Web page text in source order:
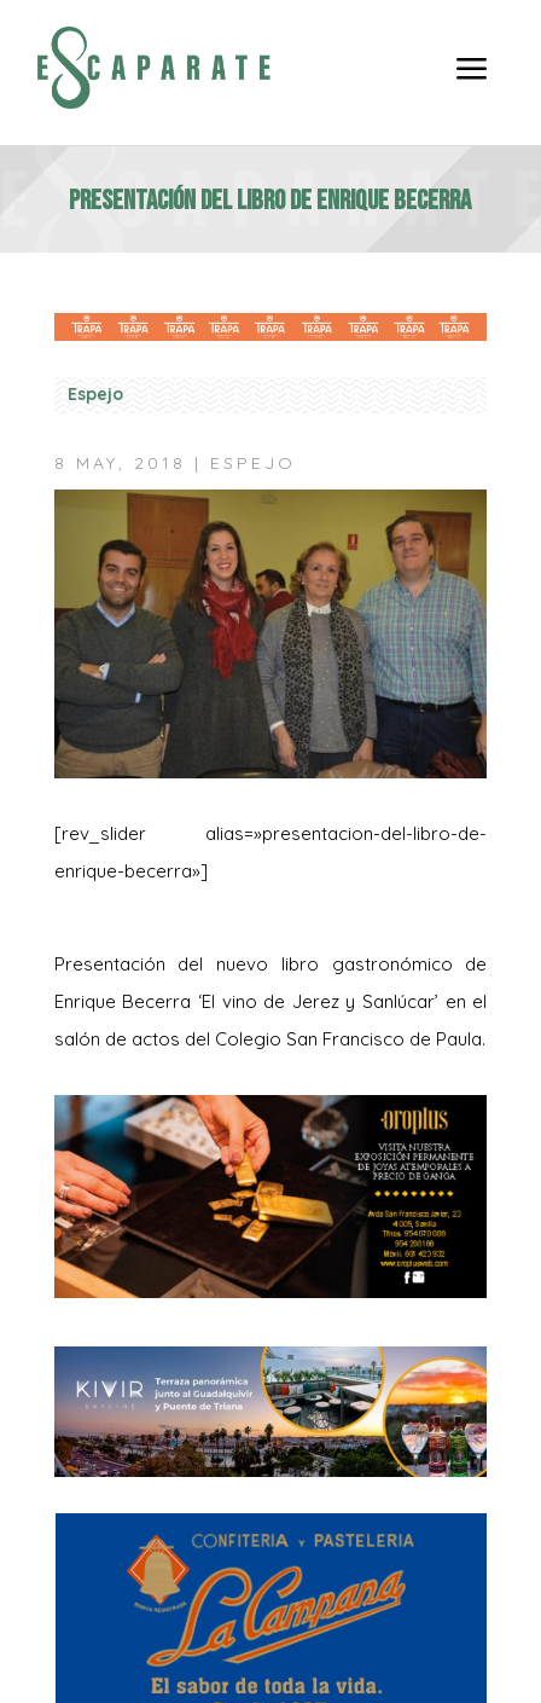
a
Presentación del libro de Enrique Becerra
Espejo
8 MAY, 2018 | ESPEJO
[rev_slider alias=»presentacion-del-libro-de-
enrique-becerra»]
Presentación del nuevo libro gastronómico de
Enrique Becerra ‘El vino de Jerez y Sanlúcar’ en el
salón de actos del Colegio San Francisco de Paula.